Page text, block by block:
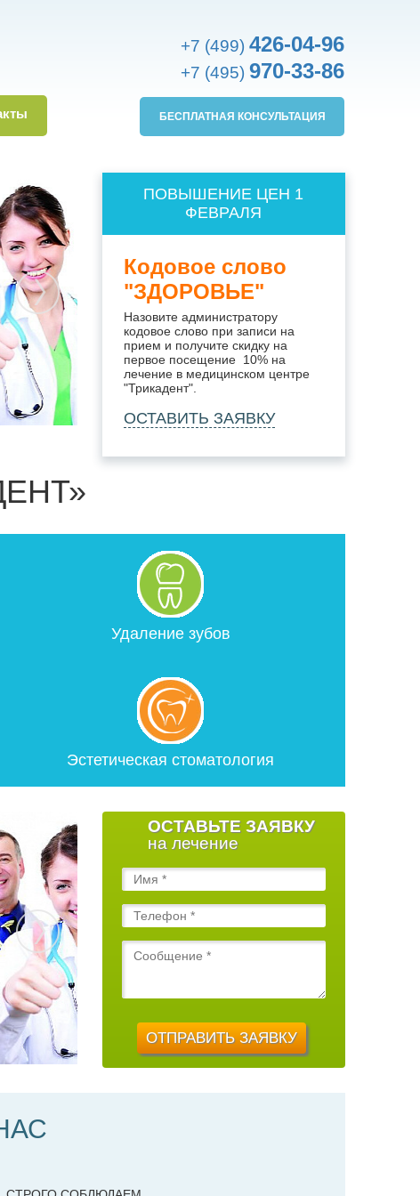
+7 (499)426-04-96
+7 (495)970-33-86
БЕСПЛАТНАЯ КОНСУЛЬТАЦИЯ
ПОВЫШЕНИЕ ЦЕН 1
ФЕВРАЛЯ
Кодовое слово
"ЗДОРОВЬЕ"
Назовите администратору
кодовое слово при записи на
прием и получите скидку на
первое посещение 10% на
лечение в медицинском центре
"Трикадент".
ОСТАВИТЬ ЗАЯВКУ
Удаление зубов
Эстетическая стоматология
ОСТАВЬТЕ ЗАЯВКУ
на лечение